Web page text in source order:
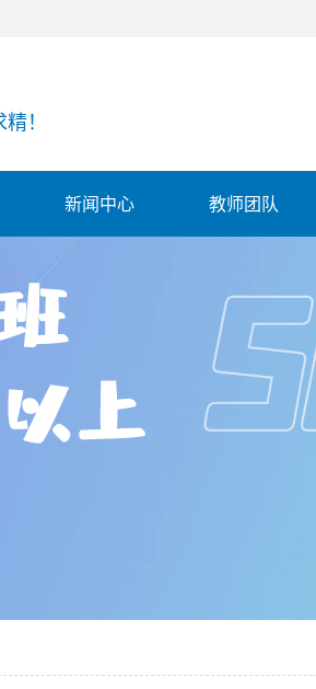
！
新闻中心 教师团队